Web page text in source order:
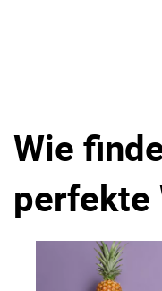
Migration zur
Produkt
Plattform-
Warum eXo
Wie
perfekte